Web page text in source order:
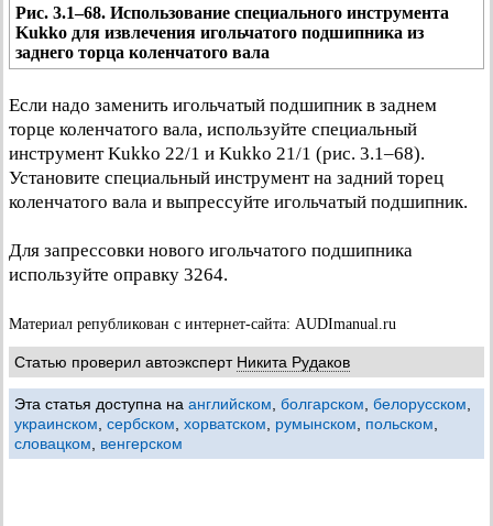
Рис. 3.1–68. Использование специального инструмента
Kukko для извлечения игольчатого подшипника из
заднего торца коленчатого вала
Если надо заменить игольчатый подшипник в заднем
торце коленчатого вала, используйте специальный
инструмент Kukko 22/1 и Kukko 21/1 (рис. 3.1–68).
Установите специальный инструмент на задний торец
коленчатого вала и выпрессуйте игольчатый подшипник.
Для запрессовки нового игольчатого подшипника
используйте оправку 3264.
Материал републикован с интернет-сайта: AUDImanual.ru
Статью проверил автоэксперт Никита Рудаков
Эта статья доступна на английском болгарском белорусском
украинском сербском хорватском румынском польском
словацком
венгерском